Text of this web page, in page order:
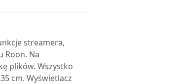
streamera,
Roon. Na
plików. Wszystko
cm. Wyświetlacz